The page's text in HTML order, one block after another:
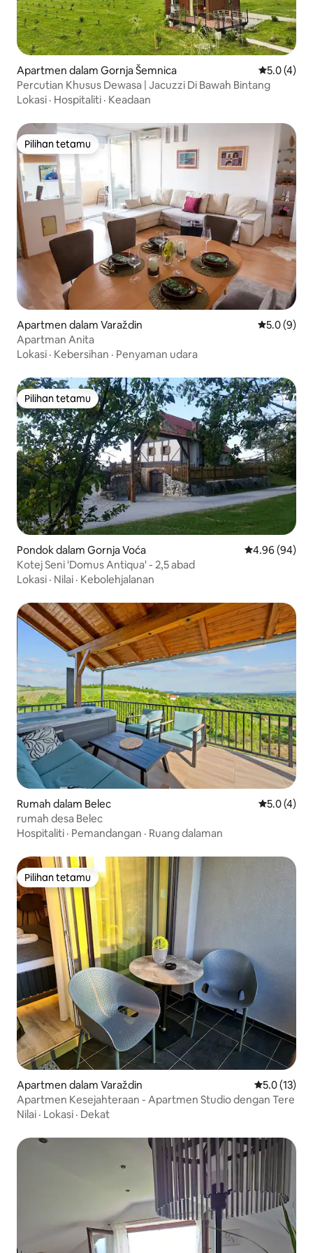
Apartmen dalam Gornja Šemnica Penarafan
5.0 (4)
Percutian Khusus Dewasa | Jacuzzi Di Bawah Bintang
Lokasi · Hospitaliti · Keadaan
Pilihan tetamu
Pilihan tetamu
Apartmen dalam Varaždin Penarafan
5.0 (9)
Apartman Anita
Lokasi · Kebersihan · Penyaman udara
Pilihan tetamu
Pilihan tetamu
Pondok dalam Gornja Voća Penarafan
4.96 (94)
Kotej Seni 'Domus Antiqua' - 2,5 abad
Lokasi · Nilai · Kebolehjalanan
Rumah dalam Belec Penarafan
5.0 (4)
rumah desa Belec
Hospitaliti · Pemandangan · Ruang dalaman
Pilihan tetamu
Pilihan tetamu
Apartmen dalam Varaždin Penarafan
5.0 (13)
Apartmen Kesejahteraan - Apartmen Studio dengan Tere
Nilai · Lokasi · Dekat